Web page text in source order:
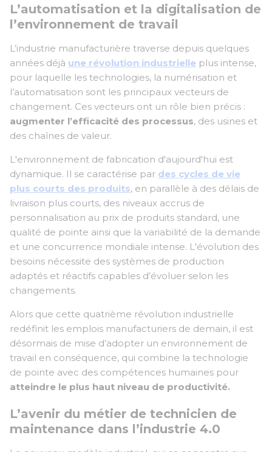
L’automatisation et la digitalisation de
l’environnement de travail
L’industrie manufacturière traverse depuis quelques
années déjà une révolution industrielle plus intense,
pour laquelle les technologies, la numérisation et
l’automatisation sont les principaux vecteurs de
changement. Ces vecteurs ont un rôle bien précis :
augmenter l’efficacité des processus, des usines et
des chaînes de valeur.
L'environnement de fabrication d'aujourd'hui est
dynamique. Il se caractérise par des cycles de vie
plus courts des produits, en parallèle à des délais de
livraison plus courts, des niveaux accrus de
personnalisation au prix de produits standard, une
qualité de pointe ainsi que la variabilité de la demande
et une concurrence mondiale intense. L'évolution des
besoins nécessite des systèmes de production
adaptés et réactifs capables d’évoluer selon les
changements.
Alors que cette quatrième révolution industrielle
redéfinit les emplois manufacturiers de demain, il est
désormais de mise d’adopter un environnement de
travail en conséquence, qui combine la technologie
de pointe avec des compétences humaines pour
atteindre le plus haut niveau de productivité.
L’avenir du métier de technicien de
maintenance dans l’industrie 4.0